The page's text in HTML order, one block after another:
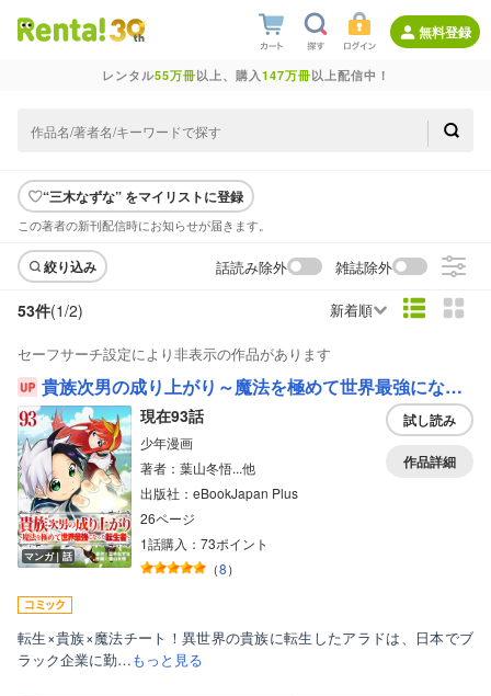
無料登録
レンタル55万冊以上、購入147万冊以上配信中！
“三木なずな” をマイリストに登録
この著者の新刊配信時にお知らせが届きます。
絞り込み 話読み除外 雑誌除外
53件(1/2) 新着順
セーフサーチ設定により非表示の作品があります
貴族次男の成り上がり～魔法を極めて世界最強になった転生者～
マンガ｜話
現在93話
少年漫画
著者：葉山冬悟...他
出版社：eBookJapan Plus
26ページ
1話購入：73ポイント
（8）
試し読み
作品詳細
転生×貴族×魔法チート！異世界の貴族に転生したアラドは、日本でブ
ラック企業に勤…もっと見る